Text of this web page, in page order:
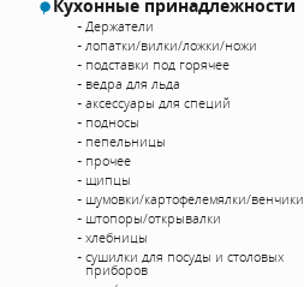
Кухонные принадлежности
Держатели
лопатки/вилки/ложки/ножи
подставки под горячее
ведра для льда
аксессуары для специй
подносы
пепельницы
прочее
щипцы
шумовки/картофелемялки/венчики
штопоры/открывалки
хлебницы
сушилки для посуды и столовых
приборов